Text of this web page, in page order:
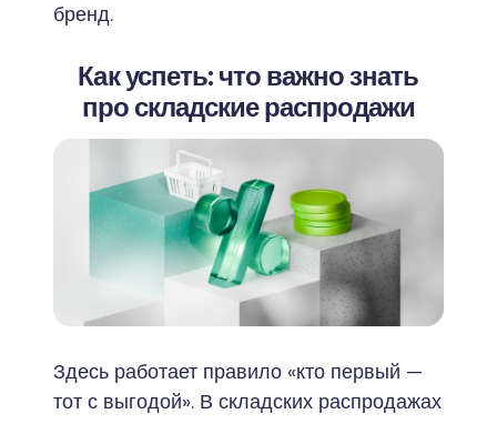
бренд.
Как успеть: что важно знать
про складские распродажи
Здесь работает правило «кто первый —
тот с выгодой». В складских распродажах